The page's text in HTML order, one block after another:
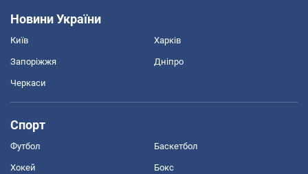
Новини України
Київ Харків
Запоріжжя Дніпро
Черкаси
Спорт
Футбол Баскетбол
Хокей Бокс